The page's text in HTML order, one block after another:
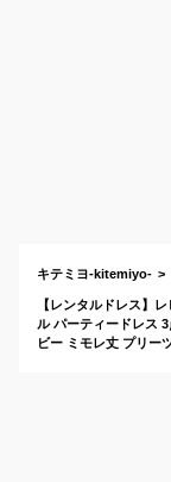
キテミヨ-kitemiyo-
【レンタルドレス】
ル パーティードレス
ビー ミモレ丈 プリー